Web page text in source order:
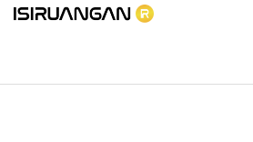
products